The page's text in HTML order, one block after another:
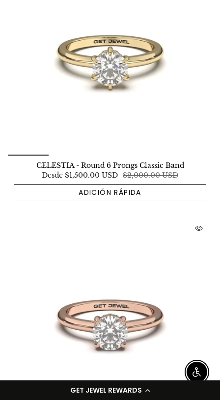
GET JEWEL REWARDS
CELESTIA - Round 6 Prongs Classic Band
Desde $1,500.00 USD $2,000.00 USD
ADICIÓN RÁPIDA